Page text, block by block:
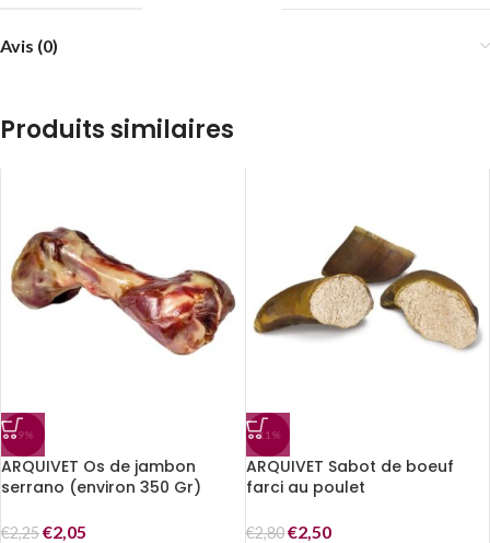
Avis (0)
Produits similaires
-9%
ARQUIVET Os de jambon
serrano (environ 350 Gr)
€2,25€2,05
-11%
ARQUIVET Sabot de boeuf
farci au poulet
€2,80 €2,50